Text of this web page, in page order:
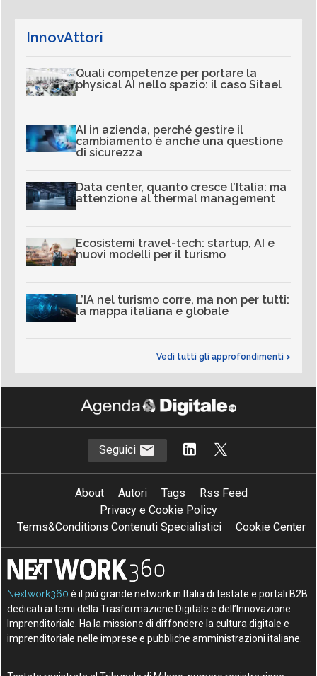
InnovAttori
Quali competenze per portare la
physical AI nello spazio: il caso Sitael
AI in azienda, perché gestire il
cambiamento è anche una questione
di sicurezza
Data center, quanto cresce l’Italia: ma
attenzione al thermal management
Ecosistemi travel-tech: startup, AI e
nuovi modelli per il turismo
L’IA nel turismo corre, ma non per tutti:
la mappa italiana e globale
Vedi tutti gli approfondimenti >
Seguici
About Autori Tags
Rss Feed
Privacy e Cookie Policy
Terms&Conditions Contenuti Specialistici
Cookie Center
Nextwork360 è il più grande network in Italia di testate e portali B2B
dedicati ai temi della Trasformazione Digitale e dell’Innovazione
Imprenditoriale. Ha la missione di diffondere la cultura digitale e
imprenditoriale nelle imprese e pubbliche amministrazioni italiane.